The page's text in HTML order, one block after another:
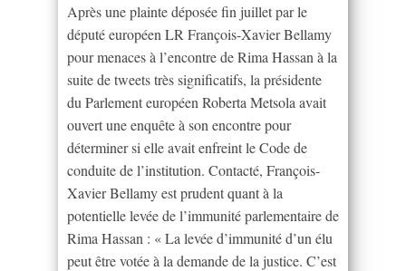
Après une plainte déposée fin juillet par le
député européen LR François-Xavier Bellamy
pour menaces à l’encontre de Rima Hassan à la
suite de tweets très significatifs, la présidente
du Parlement européen Roberta Metsola avait
ouvert une enquête à son encontre pour
déterminer si elle avait enfreint le Code de
conduite de l’institution. Contacté, François-
Xavier Bellamy est prudent quant à la
potentielle levée de l’immunité parlementaire de
Rima Hassan : « La levée d’immunité d’un élu
peut être votée à la demande de la justice. C’est